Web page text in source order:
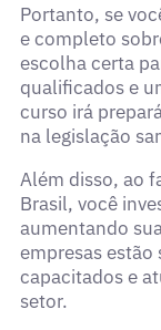
Portanto, se
e completo
escolha certa
qualificados e
curso irá
na legislação
Além disso, ao
Brasil, você
aumentando
empresas
capacitados e
setor.